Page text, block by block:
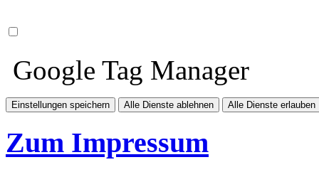
Google Tag Manager
Einstellungen speichern Alle Dienste ablehnen Alle Dienste erlauben
Zum Impressum